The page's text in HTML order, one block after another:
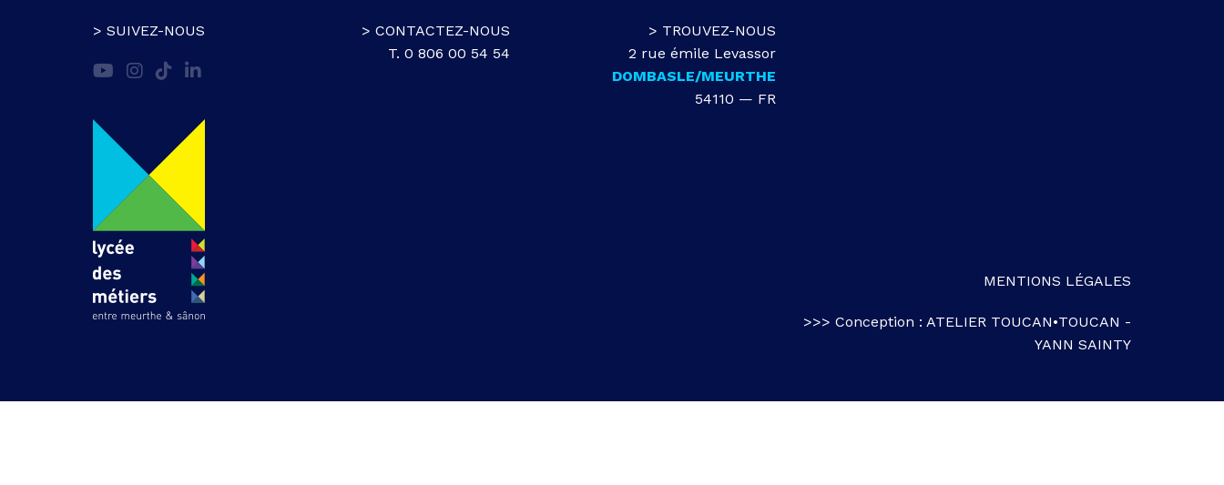
> SUIVEZ-NOUS
> CONTACTEZ-NOUS
T. 0 806 00 54 54
> TROUVEZ-NOUS
2 rue émile Levassor
DOMBASLE/MEURTHE
54110 — FR
MENTIONS LÉGALES
>>> Conception : ATELIER TOUCAN•TOUCAN -
YANN SAINTY